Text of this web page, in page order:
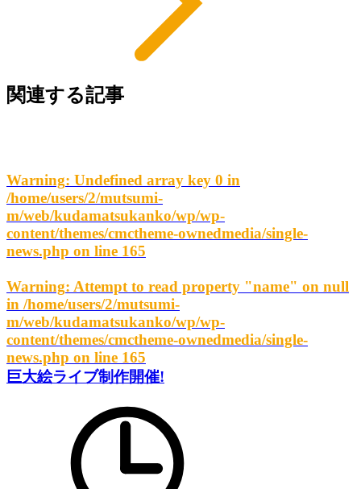
関連する記事
Warning: Undefined array key 0 in
/home/users/2/mutsumi-
m/web/kudamatsukanko/wp/wp-
content/themes/cmctheme-ownedmedia/single-
news.php on line 165
Warning: Attempt to read property "name" on null
in /home/users/2/mutsumi-
m/web/kudamatsukanko/wp/wp-
content/themes/cmctheme-ownedmedia/single-
news.php on line 165
巨大絵ライブ制作開催!